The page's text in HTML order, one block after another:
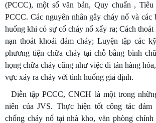
(PCCC), một số văn bản, Quy chuẩn ,
PCCC. Các nguyên nhân gây cháy nổ và
huống khi có sự cố cháy nổ xẩy ra; Cách
nạn thoát khoải đám cháy; Luyện tập các
phương tiện chữa cháy tại chỗ bằng bình
họng chữa cháy cũng như việc di tản hàng
vực xảy ra cháy với tình huống giả định.
Diễn tập PCCC, CNCH là một trong
niên của JVS. Thực hiện tốt công tác đảm
chống cháy nổ tại nhà kho, văn phòng chính